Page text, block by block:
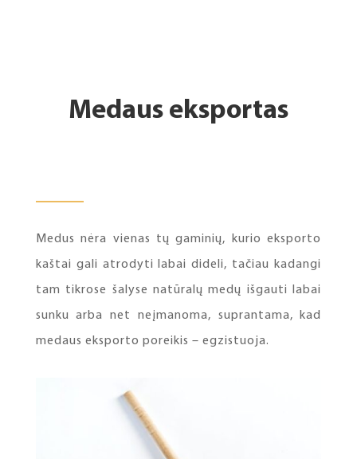
Medaus eksportas
Medus nėra vienas tų gaminių, kurio eksporto
kaštai gali atrodyti labai dideli, tačiau kadangi
tam tikrose šalyse natūralų medų išgauti labai
sunku arba net neįmanoma, suprantama, kad
medaus eksporto poreikis – egzistuoja.